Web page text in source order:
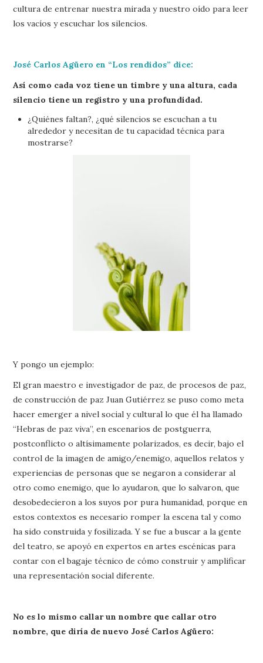
cultura de entrenar nuestra mirada y nuestro oído para leer
los vacíos y escuchar los silencios.
José Carlos Agüero en “Los rendidos” dice:
Así como cada voz tiene un timbre y una altura, cada
silencio tiene un registro y una profundidad.
¿Quiénes faltan?, ¿qué silencios se escuchan a tu
alrededor y necesitan de tu capacidad técnica para
mostrarse?
Y pongo un ejemplo:
El gran maestro e investigador de paz, de procesos de paz,
de construcción de paz Juan Gutiérrez se puso como meta
hacer emerger a nivel social y cultural lo que él ha llamado
“Hebras de paz viva”, en escenarios de postguerra,
postconflicto o altísimamente polarizados, es decir, bajo el
control de la imagen de amigo/enemigo, aquellos relatos y
experiencias de personas que se negaron a considerar al
otro como enemigo, que lo ayudaron, que lo salvaron, que
desobedecieron a los suyos por pura humanidad, porque en
estos contextos es necesario romper la escena tal y como
ha sido construida y fosilizada. Y se fue a buscar a la gente
del teatro, se apoyó en expertos en artes escénicas para
contar con el bagaje técnico de cómo construir y amplificar
una representación social diferente.
No es lo mismo callar un nombre que callar otro
nombre, que diría de nuevo José Carlos Agüero: